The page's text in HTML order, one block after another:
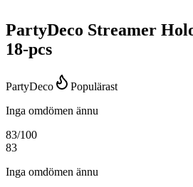
PartyDeco Streamer
18-pcs
PartyDeco
Populärast
Inga omdömen ännu
83/100
83
Inga omdömen ännu